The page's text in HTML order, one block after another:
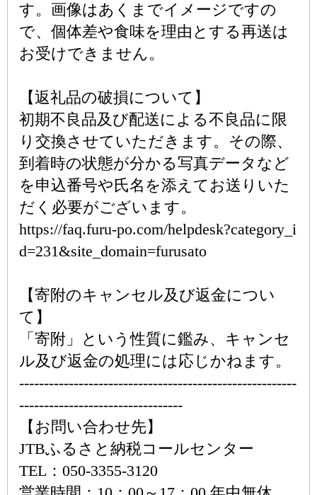
す。画像はあくまでイメージですの
で、個体差や食味を理由とする再送は
お受けできません。
【返礼品の破損について】
初期不良品及び配送による不良品に限
り交換させていただきます。その際、
到着時の状態が分かる写真データなど
を申込番号や氏名を添えてお送りいた
だく必要がございます。
https://faq.furu-po.com/helpdesk?category_i
d=231&site_domain=furusato
【寄附のキャンセル及び返金につい
て】
「寄附」という性質に鑑み、キャンセ
ル及び返金の処理には応じかねます。
--------------------------------------------------------
---------------------------------
【お問い合わせ先】
JTBふるさと納税コールセンター
TEL：050-3355-3120